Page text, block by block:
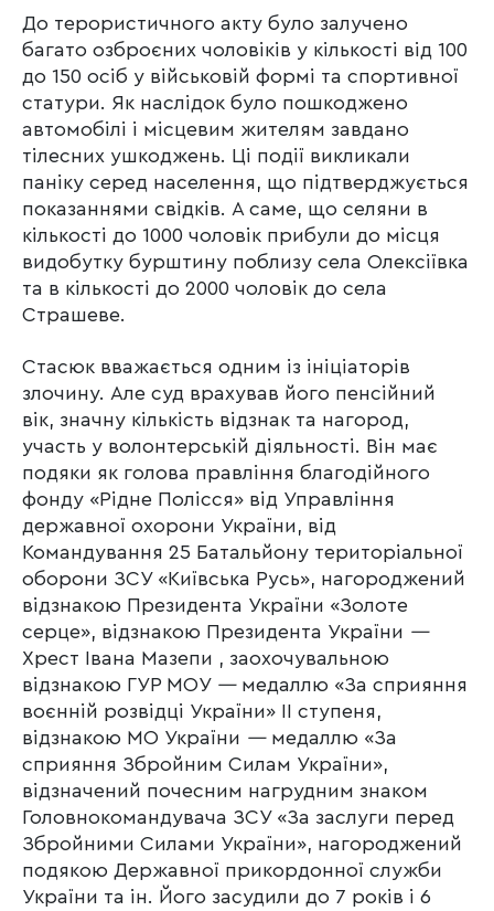
До терористичного акту було залучено
багато озброєних чоловіків у кількості від 100
до 150 осіб у військовій формі та спортивної
статури. Як наслідок було пошкоджено
автомобілі і місцевим жителям завдано
тілесних ушкоджень. Ці події викликали
паніку серед населення, що підтверджується
показаннями свідків. А саме, що селяни в
кількості до 1000 чоловік прибули до місця
видобутку бурштину поблизу села Олексіївка
та в кількості до 2000 чоловік до села
Страшеве.
Стасюк вважається одним із ініціаторів
злочину. Але суд врахував його пенсійний
вік, значну кількість відзнак та нагород,
участь у волонтерській діяльності. Він має
подяки як голова правління благодійного
фонду «Рідне Полісся» від Управління
державної охорони України, від
Командування 25 Батальйону територіальної
оборони ЗСУ «Київська Русь», нагороджений
відзнакою Президента України «Золоте
серце», відзнакою Президента України —
Хрест Івана Мазепи , заохочувальною
відзнакою ГУР МОУ —медаллю «За сприяння
воєнній розвідці України» ІІ ступеня,
відзнакою МО України —медаллю «За
сприяння Збройним Силам України»,
відзначений почесним нагрудним знаком
Головнокомандувача ЗСУ «За заслуги перед
Збройними Силами України», нагороджений
подякою Державної прикордонної служби
України та ін. Його засудили до 7 років і 6